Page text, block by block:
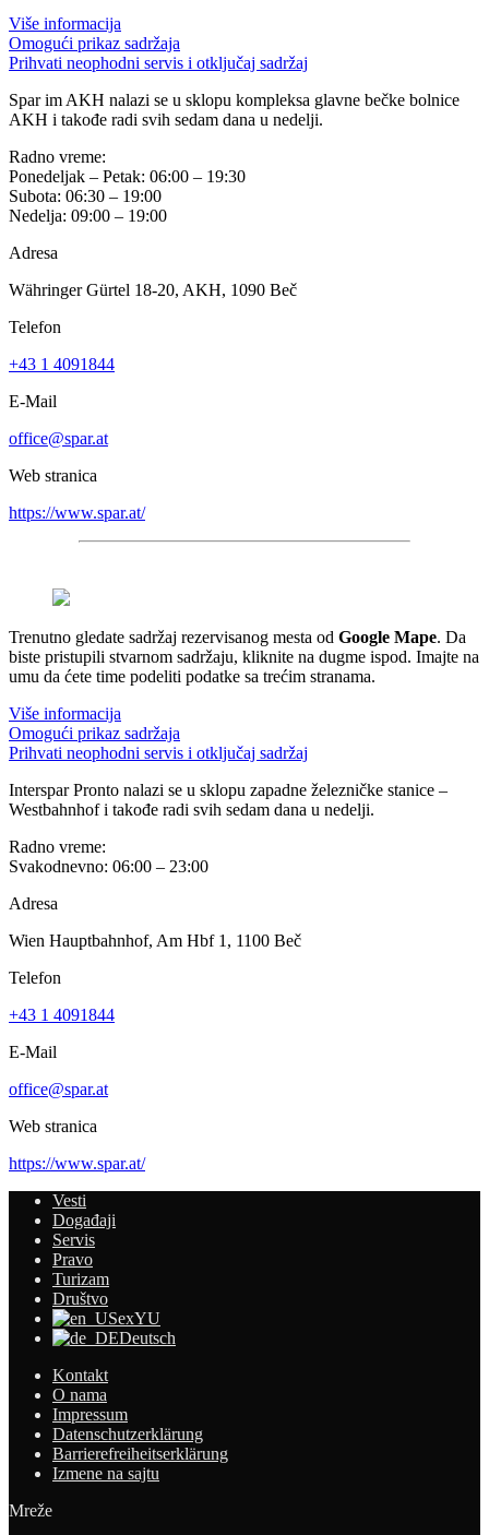
Više informacija
Omogući prikaz sadržaja
Prihvati neophodni servis i otključaj sadržaj
Spar im AKH nalazi se u sklopu kompleksa glavne bečke bolnice
AKH i takođe radi svih sedam dana u nedelji.
Radno vreme:
Ponedeljak – Petak: 06:00 – 19:30
Subota: 06:30 – 19:00
Nedelja: 09:00 – 19:00
Adresa
Währinger Gürtel 18-20, AKH, 1090 Beč
Telefon
+43 1 4091844
E-Mail
office@spar.at
Web stranica
https://www.spar.at/
Trenutno gledate sadržaj rezervisanog mesta od Google Mape. Da
biste pristupili stvarnom sadržaju, kliknite na dugme ispod. Imajte na
umu da ćete time podeliti podatke sa trećim stranama.
Više informacija
Omogući prikaz sadržaja
Prihvati neophodni servis i otključaj sadržaj
Interspar Pronto nalazi se u sklopu zapadne železničke stanice –
Westbahnhof i takođe radi svih sedam dana u nedelji.
Radno vreme:
Svakodnevno: 06:00 – 23:00
Adresa
Wien Hauptbahnhof, Am Hbf 1, 1100 Beč
Telefon
+43 1 4091844
E-Mail
office@spar.at
Web stranica
https://www.spar.at/
Vesti
Događaji
Servis
Pravo
Turizam
Društvo
exYU
Deutsch
Kontakt
O nama
Impressum
Datenschutzerklärung
Barrierefreiheitserklärung
Izmene na sajtu
Mreže